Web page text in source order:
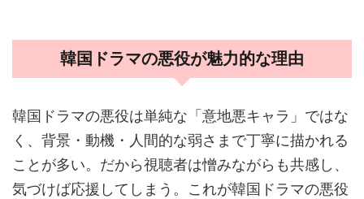
韓国ドラマの悪役が魅力的な理由
韓国ドラマの悪役は単純な「意地悪キャラ」ではな
く、背景・動機・人間的な弱さまで丁寧に描かれる
ことが多い。だから視聴者は憎みながらも共感し、
気づけば応援してしまう。これが韓国ドラマの悪役